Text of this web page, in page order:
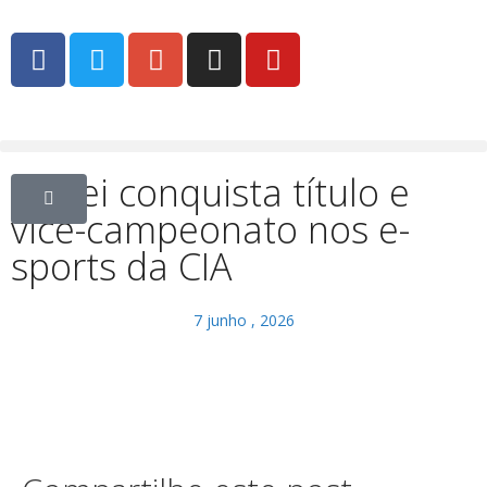
Unifei conquista título e
vice-campeonato nos e-
sports da CIA
7 junho , 2026